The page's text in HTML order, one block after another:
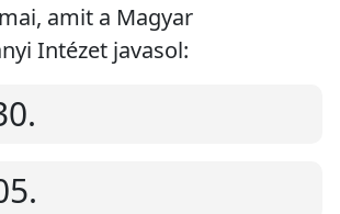
amit a Magyar
Intézet javasol: